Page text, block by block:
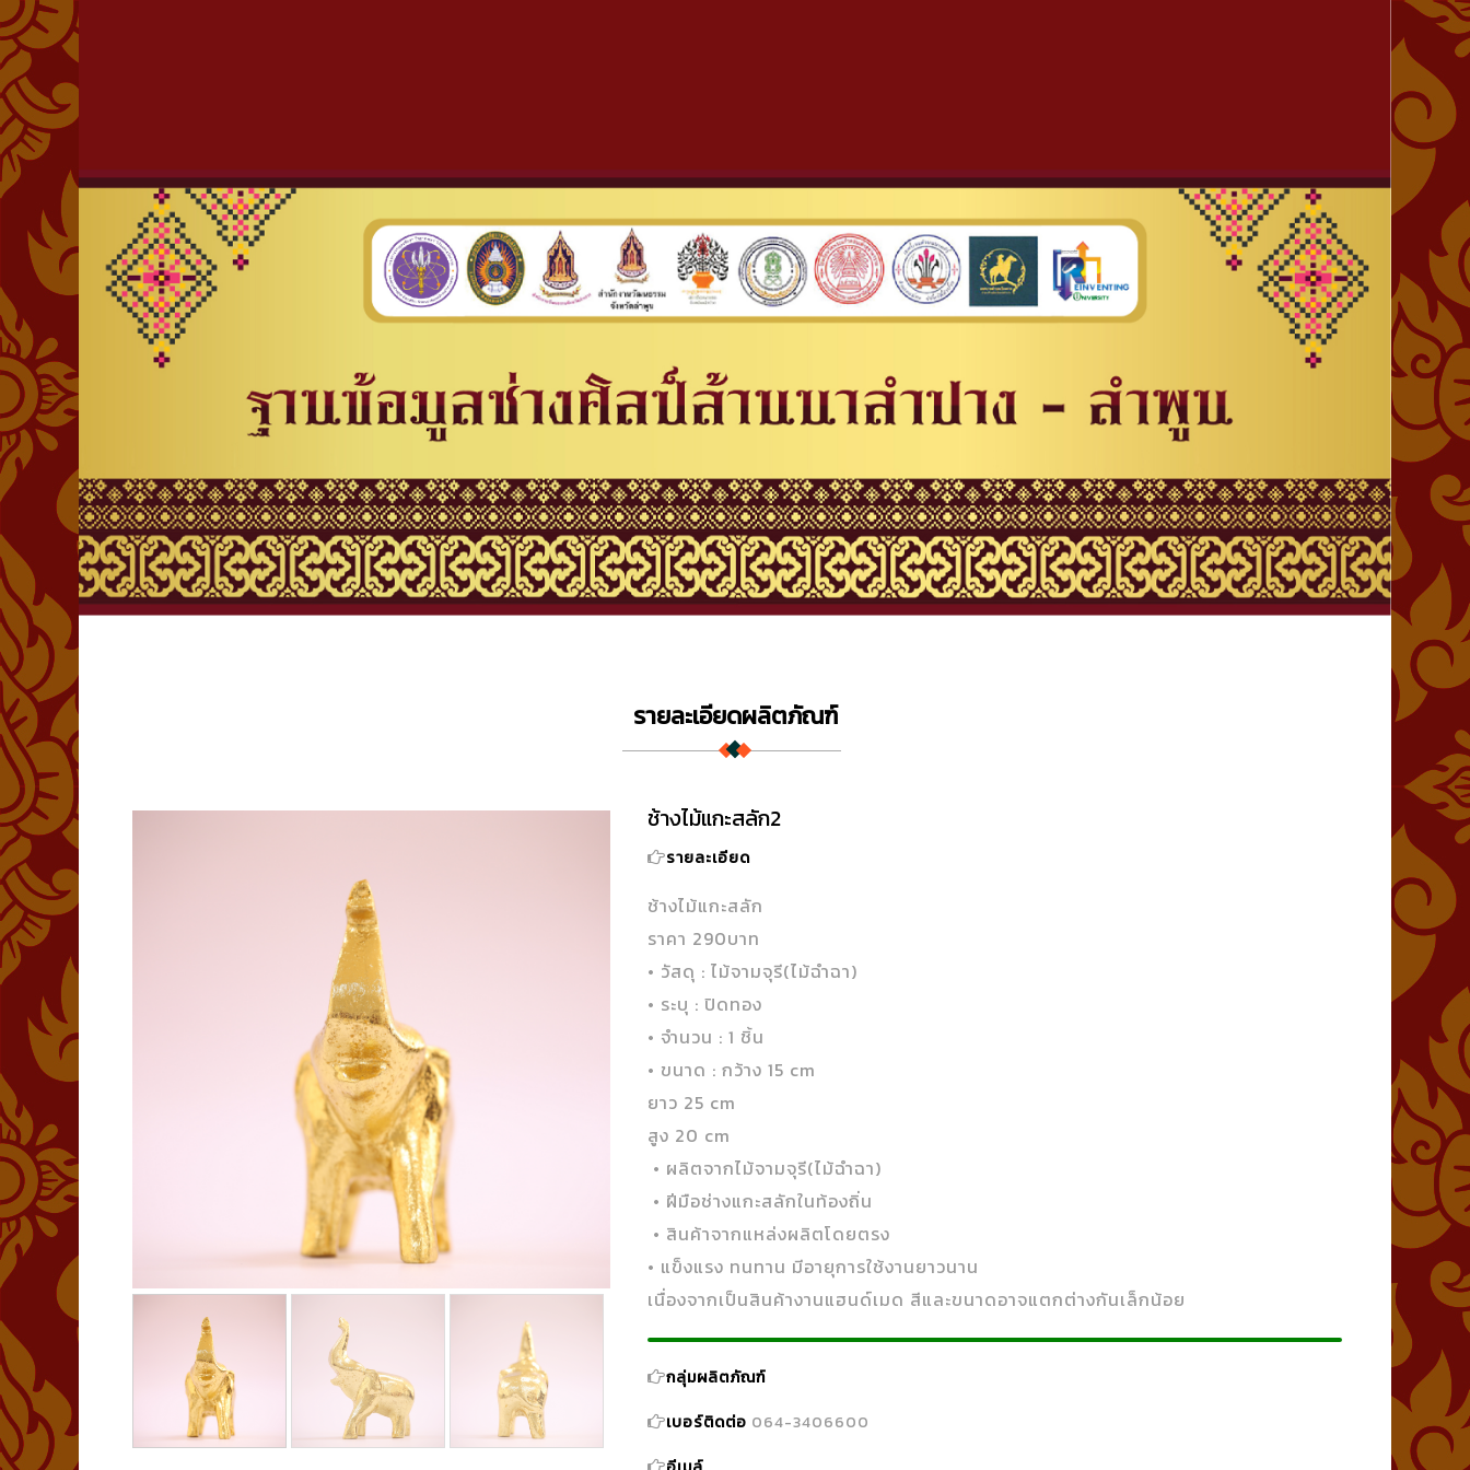
รายละเอียดผลิตภัณฑ์
ช้างไม้แกะสลัก2
รายละเอียด
ช้างไม้แกะสลัก
ราคา 290บาท
• วัสดุ : ไม้จามจุรี(ไม้ฉำฉา)
• ระบุ : ปิดทอง
• จำนวน : 1 ชิ้น
• ขนาด : กว้าง 15 cm
ยาว 25 cm
สูง 20 cm
• ผลิตจากไม้จามจุรี(ไม้ฉำฉา)
• ฝีมือช่างแกะสลักในท้องถิ่น
• สินค้าจากแหล่งผลิตโดยตรง
• แข็งแรง ทนทาน มีอายุการใช้งานยาวนาน
เนื่องจากเป็นสินค้างานแฮนด์เมด สีและขนาดอาจแตกต่างกันเล็กน้อย
กลุ่มผลิตภัณฑ์
เบอร์ติดต่อ 064-3406600